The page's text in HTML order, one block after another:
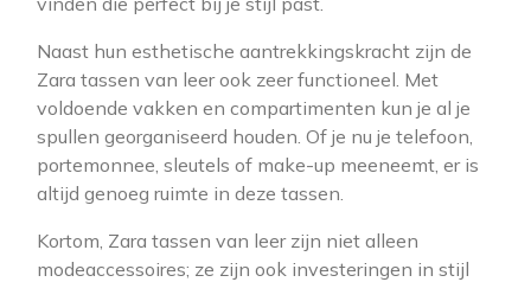
Naast hun esthetische aantrekkingskracht zijn de
Zara tassen van leer ook zeer functioneel. Met
voldoende vakken en compartimenten kun je al je
spullen georganiseerd houden. Of je nu je telefoon,
portemonnee, sleutels of make-up meeneemt, er is
altijd genoeg ruimte in deze tassen.
Kortom, Zara tassen van leer zijn niet alleen
modeaccessoires; ze zijn ook investeringen in stijl